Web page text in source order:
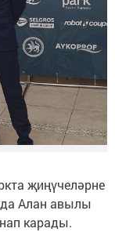
җиңүчеләрне
Алан авылы
карады.